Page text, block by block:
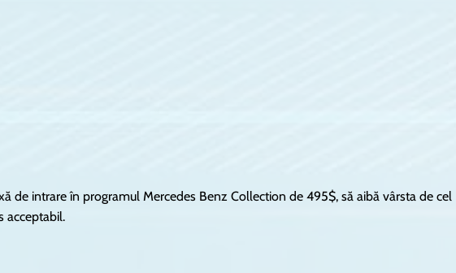
de intrare în programul Mercedes Benz Collection de 495$, să aibă vârsta de cel
acceptabil.